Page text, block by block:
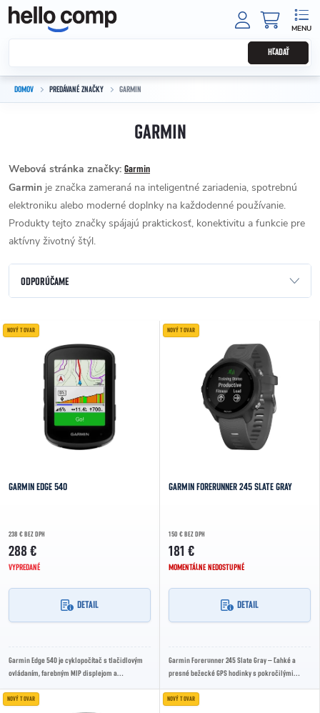
Prejsť na obsah
HĽADAŤ
DOMOV PREDÁVANÉ ZNAČKY GARMIN
GARMIN
Webová stránka značky: Garmin
Garmin je značka zameraná na inteligentné zariadenia, spotrebnú
elektroniku alebo moderné doplnky na každodenné používanie.
Produkty tejto značky spájajú praktickosť, konektivitu a funkcie pre
aktívny životný štýl.
Radenie produktov
ODPORÚČAME
NAJDRAHŠIE
NAJPREDÁVANEJŠIE
ABECEDNE
Výpis produktov
NOVÝ TOVAR
GARMIN EDGE 540
238 € BEZ DPH
288 €
VYPREDANÉ
DETAIL
Garmin Edge 540 je cyklopočítač s tlačidlovým
ovládaním, farebným MIP displejom a
multi-band...
NOVÝ TOVAR
GARMIN FORERUNNER 245 SLATE GRAY
150 € BEZ DPH
181 €
MOMENTÁLNE NEDOSTUPNÉ
DETAIL
Garmin Forerunner 245 Slate Gray – Ľahké a
presné bežecké GPS hodinky s pokročilými
dlhou...
NOVÝ TOVAR NOVÝ TOVAR